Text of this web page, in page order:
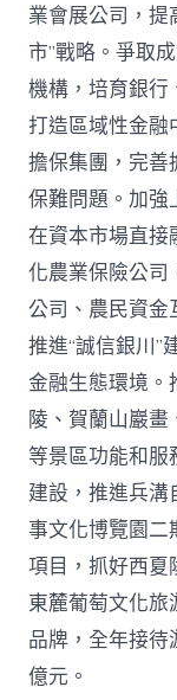
業會展公司，提
市”戰略。爭取
機構，培育銀行
打造區域性金融
擔保集團，完善
保難問題。加強
在資本市場直接
化農業保險公司
公司、農民資金
推進“誠信銀川”
金融生態環境。
陵、賀蘭山巖
等景區功能和
建設，推進兵溝
事文化博覽園二
項目，抓好西夏
東麓葡萄文化
品牌，全年接
億元。